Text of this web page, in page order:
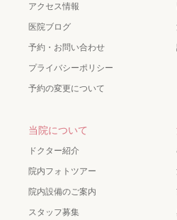
アクセス情報
医院ブログ
予約・お問い合わせ
プライバシーポリシー
予約の変更について
当院について
ドクター紹介
院内フォトツアー
院内設備のご案内
スタッフ募集